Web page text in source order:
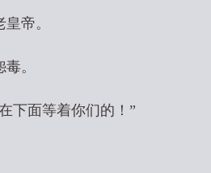
帝。
。
下面等着你们的！”